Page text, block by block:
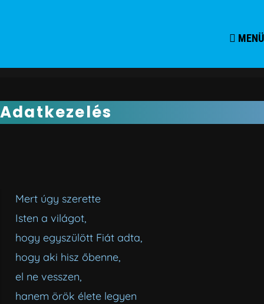
MENÜ
Adatkezelés
Mert úgy szerette
Isten a világot,
hogy egyszülött Fiát adta,
hogy aki hisz őbenne,
el ne vesszen,
hanem örök élete legyen